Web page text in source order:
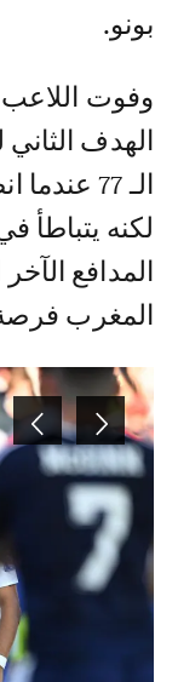
بونو.
وفوت اللاعب
الهدف
الـ 77
لكنه يتباطأ
المدافع
المغرب